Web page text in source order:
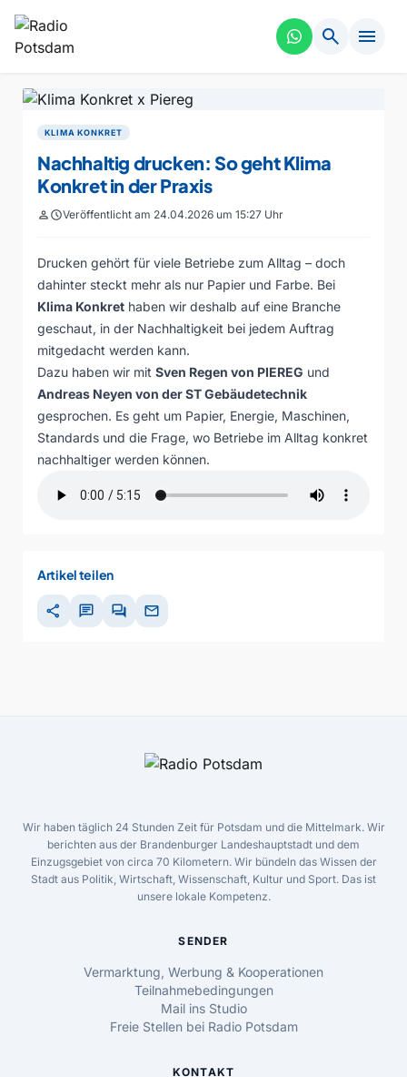
search menu
KLIMA KONKRET
Nachhaltig drucken: So geht Klima
Konkret in der Praxis
personscheduleVeröffentlicht am 24.04.2026 um 15:27 Uhr
Drucken gehört für viele Betriebe zum Alltag – doch
dahinter steckt mehr als nur Papier und Farbe. Bei
Klima Konkret haben wir deshalb auf eine Branche
geschaut, in der Nachhaltigkeit bei jedem Auftrag
mitgedacht werden kann.
Dazu haben wir mit Sven Regen von PIEREG und
Andreas Neyen von der ST Gebäudetechnik
gesprochen. Es geht um Papier, Energie, Maschinen,
Standards und die Frage, wo Betriebe im Alltag konkret
nachhaltiger werden können.
Artikel teilen
share chat forum mail
Wir haben täglich 24 Stunden Zeit für Potsdam und die Mittelmark. Wir
berichten aus der Brandenburger Landeshauptstadt und dem
Einzugsgebiet von circa 70 Kilometern. Wir bündeln das Wissen der
Stadt aus Politik, Wirtschaft, Wissenschaft, Kultur und Sport. Das ist
unsere lokale Kompetenz.
SENDER
Vermarktung, Werbung & Kooperationen
Teilnahmebedingungen
Mail ins Studio
Freie Stellen bei Radio Potsdam
KONTAKT